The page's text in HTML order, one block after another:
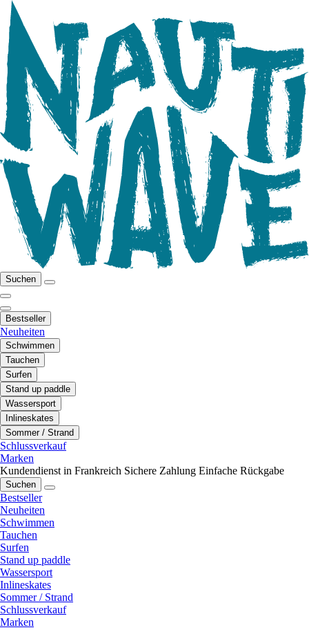
Suchen
Bestseller
Neuheiten
Schwimmen
Tauchen
Surfen
Stand up paddle
Wassersport
Inlineskates
Sommer / Strand
Schlussverkauf
Marken
Kundendienst in Frankreich Sichere Zahlung Einfache Rückgabe
Suchen
Bestseller
Neuheiten
Schwimmen
Tauchen
Surfen
Stand up paddle
Wassersport
Inlineskates
Sommer / Strand
Schlussverkauf
Marken